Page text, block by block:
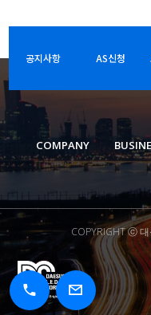
공지사항 AS신청
COMPANY
COPYRIGHT ⓒ